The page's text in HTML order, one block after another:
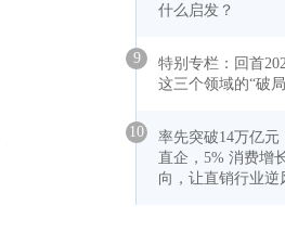
什么启发？
9
特别专栏：回首
这三个领域的“破局
10
率先突破14万亿元
直企，5% 消费增
向，让直销行业逆